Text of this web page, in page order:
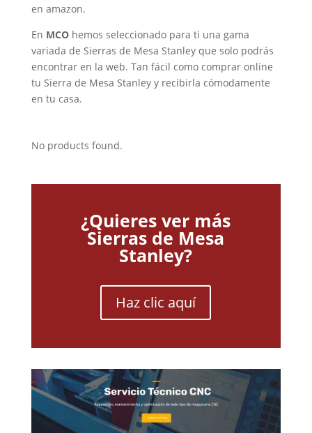
en amazon.
En MCO hemos seleccionado para ti una gama
variada de Sierras de Mesa Stanley que solo podrás
encontrar en la web. Tan fácil como comprar online
tu Sierra de Mesa Stanley y recibirla cómodamente
en tu casa.
No products found.
¿Quieres ver más
Sierras de Mesa
Stanley?
Haz clic aquí